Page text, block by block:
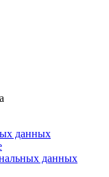
данных
данных